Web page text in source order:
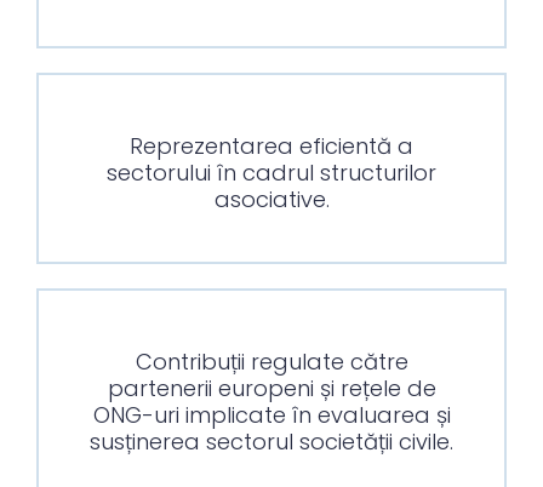
Reprezentarea eficientă a
sectorului în cadrul structurilor
asociative.
Contribuții regulate către
partenerii europeni și rețele de
ONG-uri implicate în evaluarea și
susținerea sectorul societății civile.